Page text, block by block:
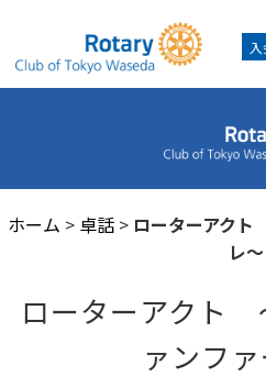
ホーム > 卓話 > ローターアク
レ～
ローターアクト
ァンフ